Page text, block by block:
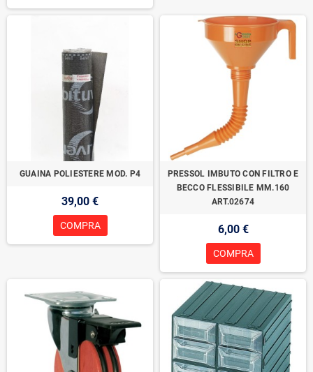
GUAINA POLIESTERE MOD. P4
39,00 €
COMPRA
PRESSOL IMBUTO CON FILTRO E
BECCO FLESSIBILE MM.160
ART.02674
6,00 €
COMPRA